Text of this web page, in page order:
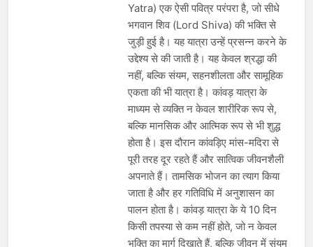
Yatra) एक ऐसी पवित्र परंपरा है, जो सीधे
भगवान शिव (Lord Shiva) की भक्ति से
जुड़ी हुई है। यह यात्रा उन्हें प्रसन्न करने के
उद्देश्य से की जाती है। यह केवल श्रद्धा की
नहीं, बल्कि संयम, सहनशीलता और सामूहिक
एकता की भी यात्रा है। कांवड़ यात्रा के
माध्यम से व्यक्ति न केवल शारीरिक रूप से,
बल्कि मानसिक और आत्मिक रूप से भी शुद्ध
होता है। इस दौरान कांवड़िए मांस-मदिरा से
पूरी तरह दूर रहते हैं और सात्विक जीवनशैली
अपनाते हैं। तामसिक भोजन का त्याग किया
जाता है और हर गतिविधि में अनुशासन का
पालन होता है। कांवड़ यात्रा के ये 10 दिन
किसी तपस्या से कम नहीं होते, जो न केवल
भक्ति का मार्ग दिखाते हैं, बल्कि जीवन में संयम